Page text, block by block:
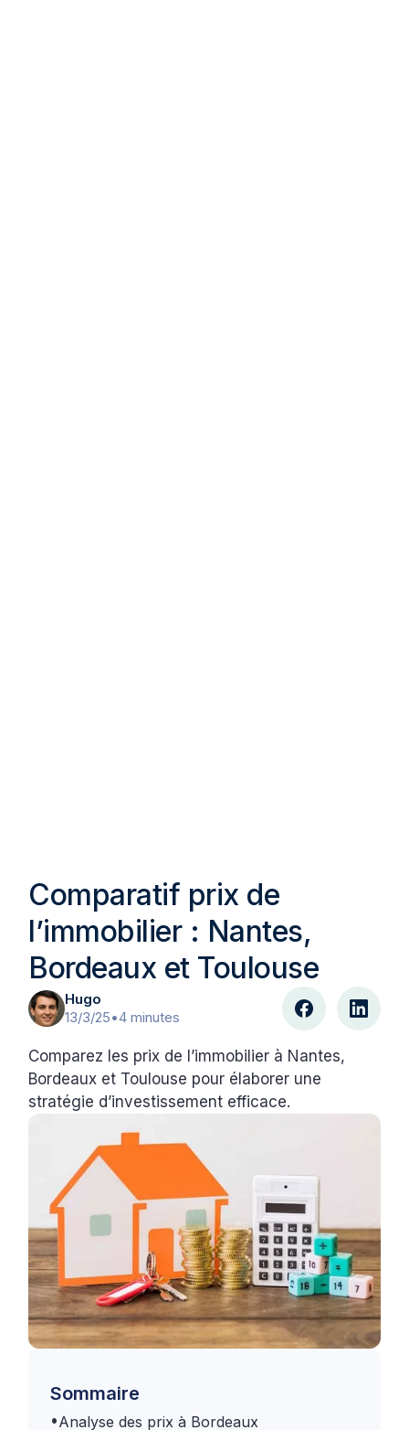
Comparatif prix de
l’immobilier : Nantes,
Bordeaux et Toulouse
Hugo
13/3/25•4 minutes
Comparez les prix de l’immobilier à Nantes,
Bordeaux et Toulouse pour élaborer une
stratégie d’investissement efficace.
Sommaire
•Analyse des prix à Bordeaux